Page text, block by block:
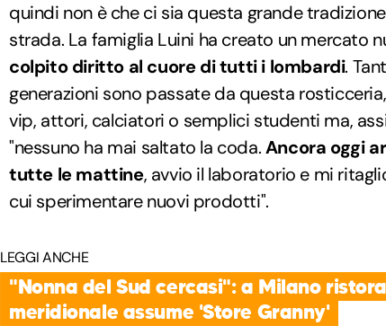
quindi non è che ci sia questa grande
strada. La famiglia Luini ha creato un mercato
colpito diritto al cuore di tutti i lombardi.
generazioni sono passate da questa
vip, attori, calciatori o semplici studenti ma,
"nessuno ha mai saltato la coda.Ancora oggi
tutte le mattine, avvio il laboratorio e mi
cui sperimentare nuovi prodotti".
LEGGI ANCHE
"Nonna del Sud cercasi": a Milano
meridionale assume 'Store Granny'